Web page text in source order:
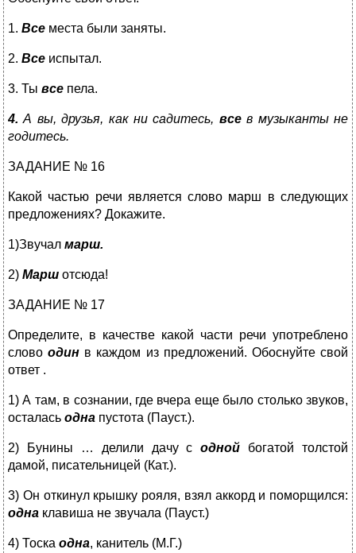
1. Все места были заняты.
2. Все испытал.
3. Ты все пела.
4.А вы, друзья, как ни садитесь, всев музыканты не
годитесь.
ЗАДАНИЕ № 16
Какой частью речи является слово марш в следующих
предложениях? Докажите.
1)Звучал марш.
2) Марш отсюда!
ЗАДАНИЕ № 17
Определите, в качестве какой части речи употреблено
словоодин в каждом из предложений. Обоснуйте свой
ответ .
1) А там, в сознании, где вчера еще было столько звуков,
осталась одна пустота (Пауст.).
2) Бунины … делили дачу содной богатой толстой
дамой, писательницей (Кат.).
3) Он откинул крышку рояля, взял аккорд и поморщился:
одна клавиша не звучала (Пауст.)
4) Тоска одна, канитель (М.Г.)